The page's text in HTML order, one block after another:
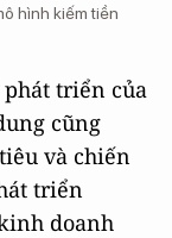
hình kiếm tiền
phát triển của
cũng
và chiến
triển
doanh